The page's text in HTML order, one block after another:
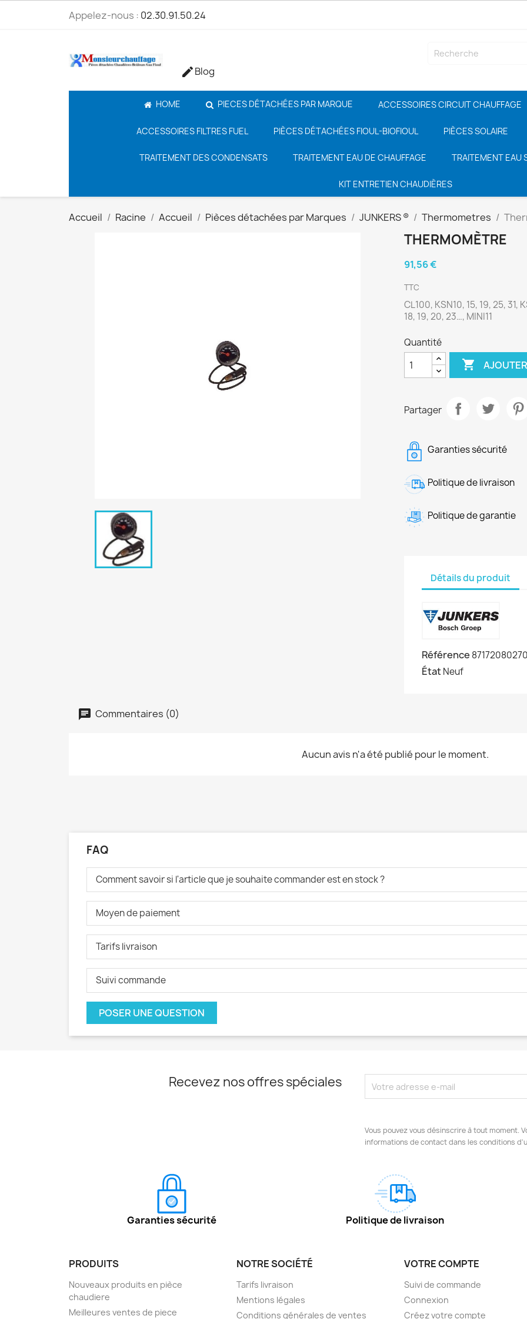
Appelez-nous : 02.30.91.50.24
Blog
HOME PIECES DÉTACHÉES PAR MARQUE ACCESSOIRES CIRCUIT CHAUFFAGE
ACCESSOIRES FILTRES FUEL PIÈCES DÉTACHÉES FIOUL-BIOFIOUL PIÈCES SOLAIRE
TRAITEMENT DES CONDENSATS TRAITEMENT EAU DE CHAUFFAGE TRAITEMENT EAU
KIT ENTRETIEN CHAUDIÈRES
Accueil Racine Accueil Pièces détachées par Marques JUNKERS ® Thermometres
THERMOMÈTRE
91,56 €
TTC
CL100, KSN10, 15, 19, 25, 31,
18, 19, 20, 23…, MINI11
Quantité

Partager
Garanties sécurité
Politique de livraison
Politique de garantie
Détails du produit
Référence
ÉtatNeuf
Commentaires (0)
Aucun avis n'a été publié pour le moment.
FAQ
Comment savoir si l'article que je souhaite commander est en stock ?
Moyen de paiement
Tarifs livraison
Suivi commande
POSER UNE QUESTION
Recevez nos offres spéciales
Vous pouvez vous désinscrire à tout moment.
informations de contact dans les conditions
Garanties sécurité Politique de livraison
PRODUITS
Nouveaux produits en pièce
chaudiere
Meilleures ventes de piece
NOTRE SOCIÉTÉ
Tarifs livraison
Mentions légales
Conditions générales de ventes
VOTRE COMPTE
Suivi de commande
Connexion
Créez votre compte